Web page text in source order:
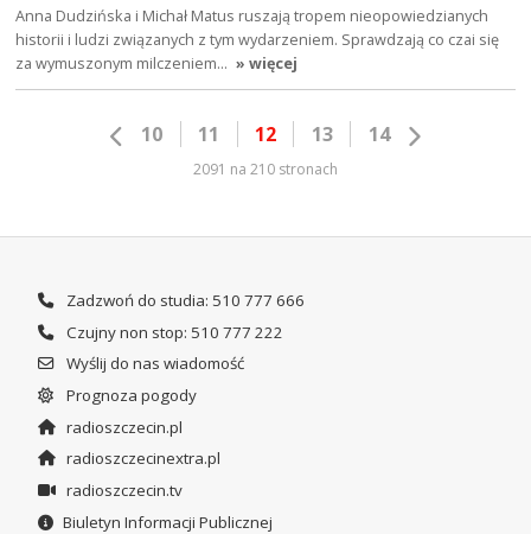
Anna Dudzińska i Michał Matus ruszają tropem nieopowiedzianych
historii i ludzi związanych z tym wydarzeniem. Sprawdzają co czai się
za wymuszonym milczeniem… » więcej
10 11 12 13 14
2091 na 210 stronach
Zadzwoń do studia: 510 777 666
Czujny non stop: 510 777 222
Wyślij do nas wiadomość
Prognoza pogody
radioszczecin.pl
radioszczecinextra.pl
radioszczecin.tv
Biuletyn Informacji Publicznej